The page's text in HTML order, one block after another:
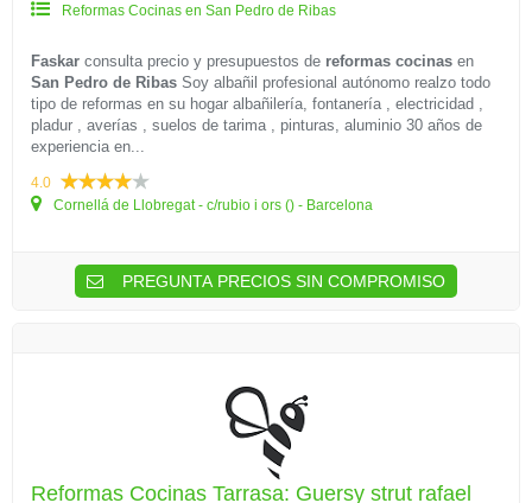
Reformas Cocinas en San Pedro de Ribas
Faskar consulta precio y presupuestos de reformas cocinas en
San Pedro de Ribas Soy albañil profesional autónomo realzo todo
tipo de reformas en su hogar albañilería, fontanería , electricidad ,
pladur , averías , suelos de tarima , pinturas, aluminio 30 años de
experiencia en...
4.0
Cornellá de Llobregat - c/rubio i ors () - Barcelona
PREGUNTA PRECIOS SIN COMPROMISO
Reformas Cocinas Tarrasa: Guersy strut rafael